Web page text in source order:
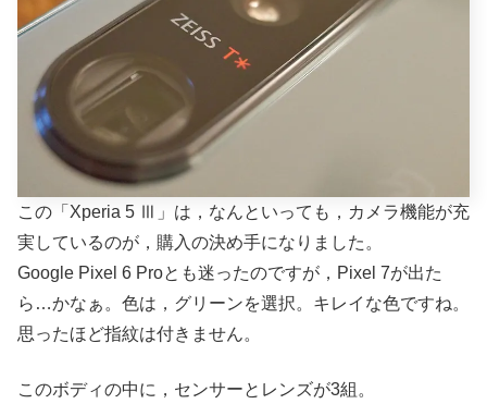
この「Xperia 5 Ⅲ」は，なんといっても，カメラ機能が充
実しているのが，購入の決め手になりました。
Google Pixel 6 Proとも迷ったのですが，Pixel 7が出た
ら…かなぁ。色は，グリーンを選択。キレイな色ですね。
思ったほど指紋は付きません。
このボディの中に，センサーとレンズが3組。